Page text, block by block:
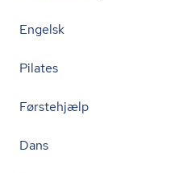
Engelsk
Pilates
Førstehjælp
Dans